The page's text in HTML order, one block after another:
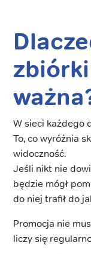
W sieci każdego
To, co wyróżnia
widoczność.
Jeśli nikt nie
będzie mógł
do niej trafił do
Promocja nie
liczy się